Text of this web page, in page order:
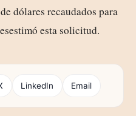
dólares recaudados para
esta solicitud.
LinkedIn Email